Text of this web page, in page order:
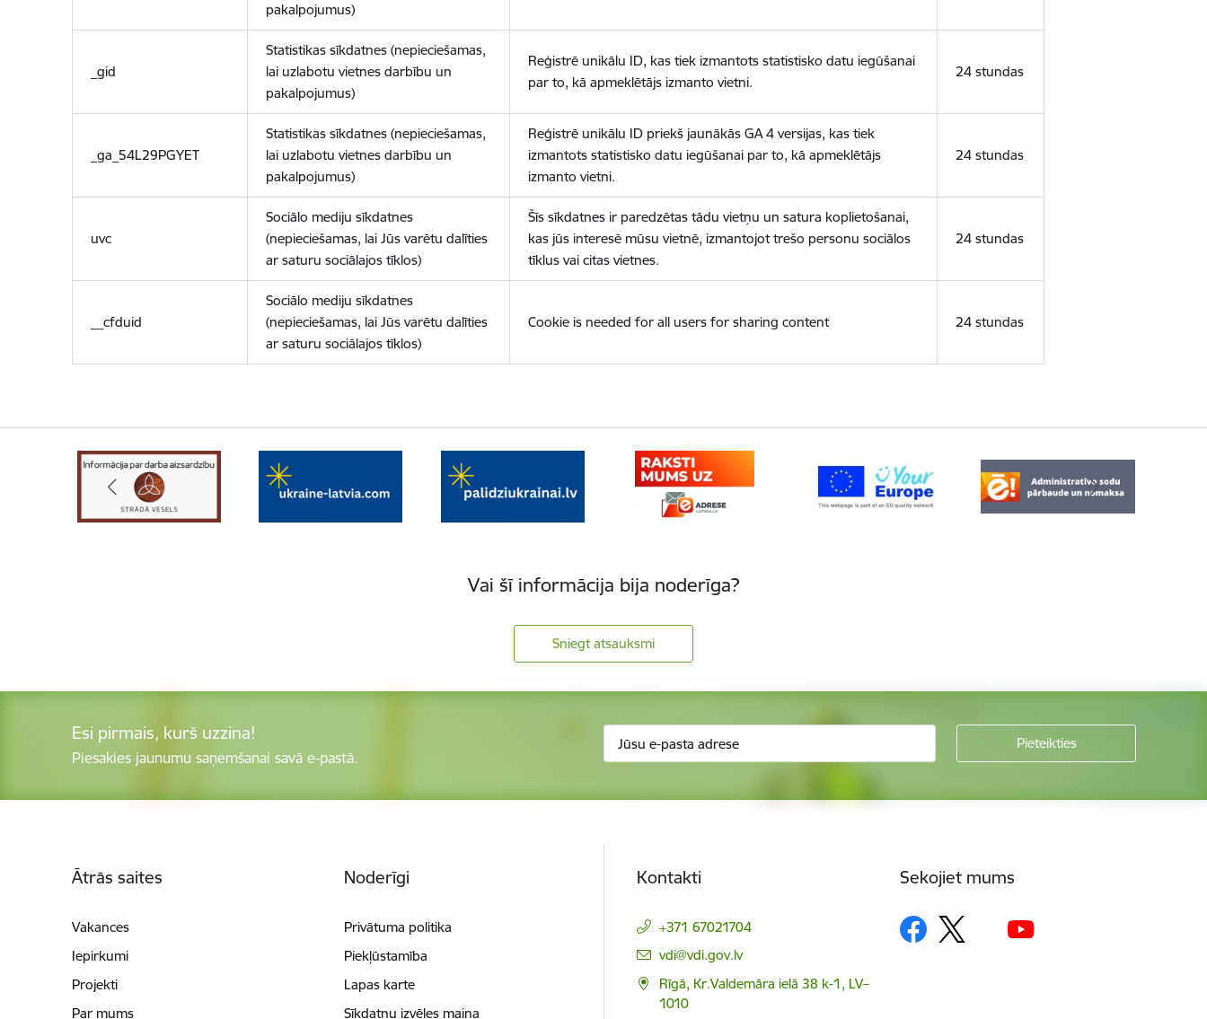
pakalpojumus)
_gid
Statistikas sīkdatnes (nepieciešamas,
lai uzlabotu vietnes darbību un
pakalpojumus)
Reģistrē unikālu ID, kas tiek izmantots statistisko datu iegūšanai
par to, kā apmeklētājs izmanto vietni.
24 stundas
_ga_54L29PGYET
Statistikas sīkdatnes (nepieciešamas,
lai uzlabotu vietnes darbību un
pakalpojumus)
Reģistrē unikālu ID priekš jaunākās GA 4 versijas, kas tiek
izmantots statistisko datu iegūšanai par to, kā apmeklētājs
izmanto vietni.
24 stundas
uvc
Sociālo mediju sīkdatnes
(nepieciešamas, lai Jūs varētu dalīties
ar saturu sociālajos tīklos)
Šīs sīkdatnes ir paredzētas tādu vietņu un satura koplietošanai,
kas jūs interesē mūsu vietnē, izmantojot trešo personu sociālos
tīklus vai citas vietnes.
24 stundas
__cfduid
Sociālo mediju sīkdatnes
(nepieciešamas, lai Jūs varētu dalīties
ar saturu sociālajos tīklos)
Cookie is needed for all users for sharing content 24 stundas
Vai šī informācija bija noderīga?
Sniegt atsauksmi
Esi pirmais, kurš uzzina!
Piesakies jaunumu saņemšanai savā e-pastā.
Ātrās saites
Vakances
Iepirkumi
Projekti
Par mums
Noderīgi
Privātuma politika
Piekļūstamība
Lapas karte
Sīkdatņu izvēles maiņa
Kontakti
+371 67021704
E-pasts:
vdi@vdi.gov.lv
Rīgā, Kr.Valdemāra ielā 38 k-1, LV–
1010
Sekojiet mums